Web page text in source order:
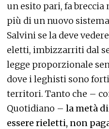
un esito pari, fa
più di un nuovo
Salvini se la deve
eletti, imbizzarriti dal
legge proporzionale
dove i leghisti sono
territori. Tanto che –
Quotidiano – la metà
essere rieletti, non